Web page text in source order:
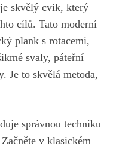
skvělý cvik, ⁣který⁢
cílů. Tato moderní
plank s rotacemi,
svaly, páteřní⁣
Je to‌ skvělá metoda,
správnou techniku
v klasickém